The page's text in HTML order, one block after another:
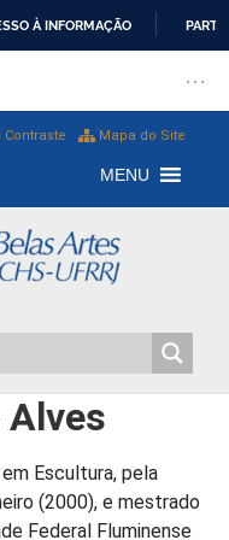
À INFORMAÇÃO
da
Mapa do Site
Contraste
MENU
Alves
Escultura, pela
(2000), e mestrado
Federal Fluminense